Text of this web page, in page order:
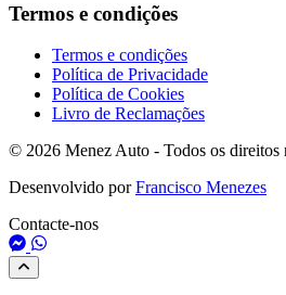
Termos e condições
Termos e condições
Política de Privacidade
Política de Cookies
Livro de Reclamações
© 2026 Menez Auto - Todos os direitos
Desenvolvido porFrancisco Menezes
Contacte-nos